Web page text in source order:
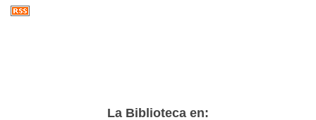
La Biblioteca en: